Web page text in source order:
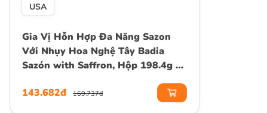
USA
Gia Vị Hỗn Hợp Đa Năng Sazon
Với Nhụy Hoa Nghệ Tây Badia
Sazón with Saffron, Hộp 198.4g (7
143.682đ
169.737đ